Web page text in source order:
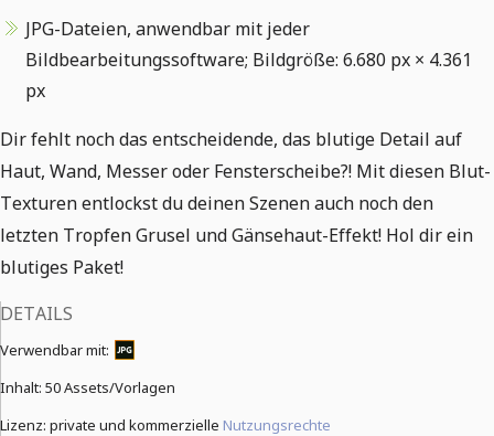
JPG-Dateien, anwendbar mit jeder
Bildbearbeitungssoftware; Bildgröße: 6.680 px × 4.361
px
Dir fehlt noch das entscheidende, das blutige Detail auf
Haut, Wand, Messer oder Fensterscheibe?! Mit diesen Blut-
Texturen entlockst du deinen Szenen auch noch den
letzten Tropfen Grusel und Gänsehaut-Effekt! Hol dir ein
blutiges Paket!
DETAILS
Verwendbar mit:
Inhalt: 50 Assets/Vorlagen
Lizenz: private und kommerzielle Nutzungsrechte